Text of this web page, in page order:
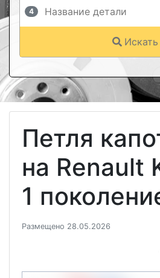
4
Искать
Петля
на Renault
1
Размещено 28.05.2026